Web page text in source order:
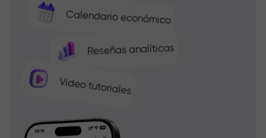
Calendario económico
Reseñas analíticas
Video tutoriales